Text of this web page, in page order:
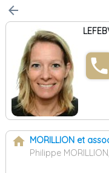
arrow_back
phone
home MORILLION et
Philippe